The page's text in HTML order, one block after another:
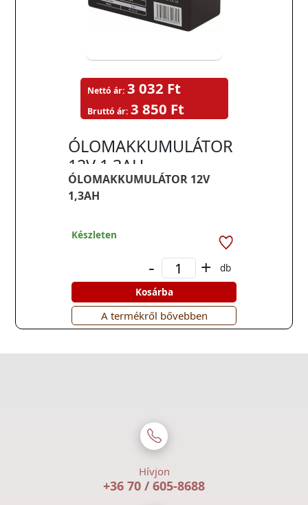
ÓLOMAKKUMULÁTOR 12V
1,3AH
ÓLOMAKKUMULÁTOR
12V 1,3AH
Nettó ár: 3 032 Ft
Bruttó ár: 3 850 Ft
Készleten
- +
db
Kosárba
A termékről bővebben
Hívjon
+36 70 / 605-8688